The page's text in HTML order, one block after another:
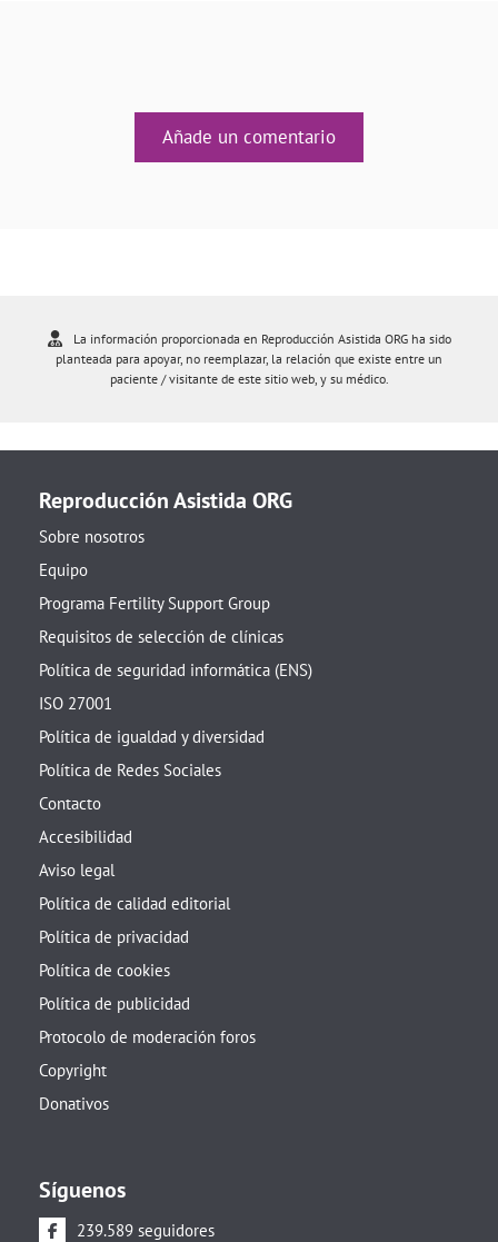
Añade un comentario
La información proporcionada en Reproducción Asistida ORG ha sido
planteada para apoyar, no reemplazar, la relación que existe entre un
paciente / visitante de este sitio web, y su médico.
Reproducción Asistida ORG
Sobre nosotros
Equipo
Programa Fertility Support Group
Requisitos de selección de clínicas
Política de seguridad informática (ENS)
ISO 27001
Política de igualdad y diversidad
Política de Redes Sociales
Contacto
Accesibilidad
Aviso legal
Política de calidad editorial
Política de privacidad
Política de cookies
Política de publicidad
Protocolo de moderación foros
Copyright
Donativos
Síguenos
239.589 seguidores